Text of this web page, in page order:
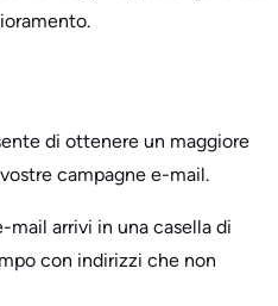
di ottenere un maggiore
campagne e-mail.
arrivi in una casella di
con indirizzi che non